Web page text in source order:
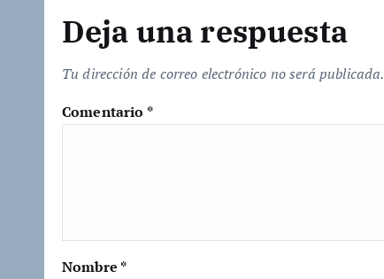
Deja una respuesta
Tu dirección de correo electrónico no será publicada.
Comentario *
Nombre *